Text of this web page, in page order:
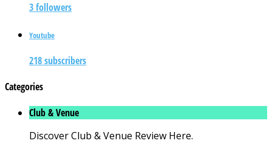
3 followers
Youtube
218 subscribers
Categories
Club & Venue
Discover Club & Venue Review Here.